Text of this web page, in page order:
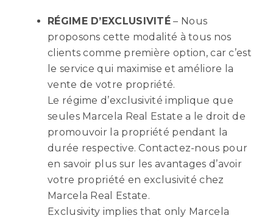
RÉGIME D’EXCLUSIVITÉ – Nous
proposons cette modalité à tous nos
clients comme première option, car c’est
le service qui maximise et améliore la
vente de votre propriété.
Le régime d’exclusivité implique que
seules Marcela Real Estate a le droit de
promouvoir la propriété pendant la
durée respective. Contactez-nous pour
en savoir plus sur les avantages d’avoir
votre propriété en exclusivité chez
Marcela Real Estate.
Exclusivity implies that only Marcela